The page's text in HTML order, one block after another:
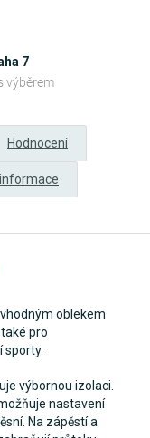
7
výběrem
Hodnocení
oblekem
pro
sporty.
výbornou izolaci.
nastavení
Na zápěstí a